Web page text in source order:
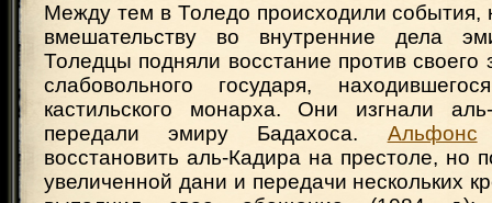
Между тем в Толедо происходили события,
вмешательству во внутренние дела
Толедцы подняли восстание против своего
слабовольного государя,
кастильского монарха. Они изгнали
передали эмиру Бадахоса. Альфонс
восстановить аль-Кадира на престоле, но
увеличенной дани и передачи нескольких